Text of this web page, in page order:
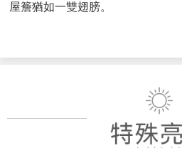
屋簷猶如一雙翅膀。